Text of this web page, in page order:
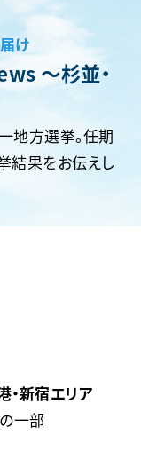
け
〜杉並・
地方選挙。任期
結果をお伝えし
・新宿エリア
一部